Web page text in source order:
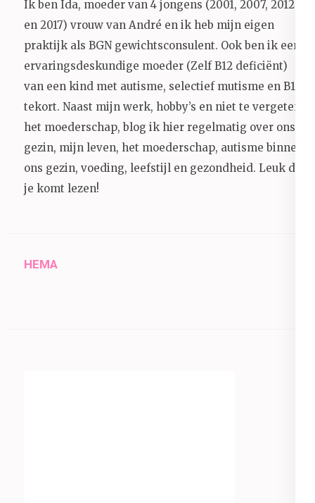
Ik ben Ida, moeder van 4 jongens (2001, 2007, 2012
en 2017) vrouw van André en ik heb mijn eigen
praktijk als BGN gewichtsconsulent. Ook ben ik een
ervaringsdeskundige moeder (Zelf B12 deficiënt)
van een kind met autisme, selectief mutisme en B12
tekort. Naast mijn werk, hobby’s en niet te vergeten
het moederschap, blog ik hier regelmatig over ons
gezin, mijn leven, het moederschap, autisme binnen
ons gezin, voeding, leefstijl en gezondheid. Leuk dat
je komt lezen!
HEMA